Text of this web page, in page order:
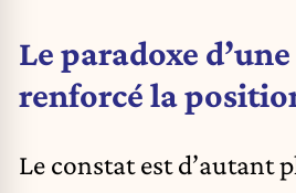
Le paradoxe
renforcé la
Le constat est d’autant